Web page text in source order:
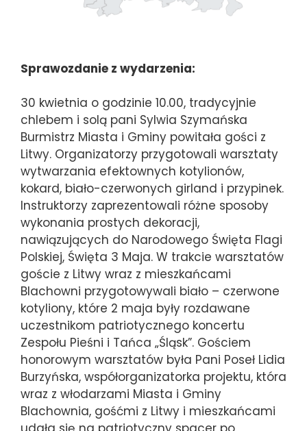
Sprawozdanie z wydarzenia:
30 kwietnia o godzinie 10.00, tradycyjnie
chlebem i solą pani Sylwia Szymańska
Burmistrz Miasta i Gminy powitała gości z
Litwy. Organizatorzy przygotowali warsztaty
wytwarzania efektownych kotylionów,
kokard, biało-czerwonych girland i przypinek.
Instruktorzy zaprezentowali różne sposoby
wykonania prostych dekoracji,
nawiązujących do Narodowego Święta Flagi
Polskiej, Święta 3 Maja. W trakcie warsztatów
goście z Litwy wraz z mieszkańcami
Blachowni przygotowywali biało – czerwone
kotyliony, które 2 maja były rozdawane
uczestnikom patriotycznego koncertu
Zespołu Pieśni i Tańca „Śląsk”. Gościem
honorowym warsztatów była Pani Poseł Lidia
Burzyńska, współorganizatorka projektu, która
wraz z włodarzami Miasta i Gminy
Blachownia, gośćmi z Litwy i mieszkańcami